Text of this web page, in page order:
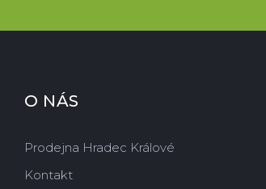
O NÁS
Prodejna Hradec Králové
Kontakt